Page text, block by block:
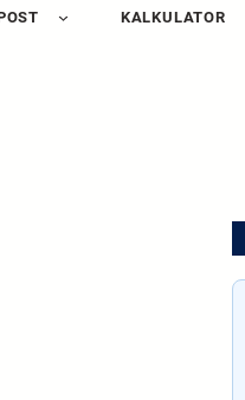
KALKULATOR